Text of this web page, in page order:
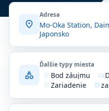
location_on
Adresa
Mo-Oka Station,
Japonsko
category
Ďalšie typy miesta
where_to_vote Bod záujmu delivery_truck_speed
location_onZariadenie train